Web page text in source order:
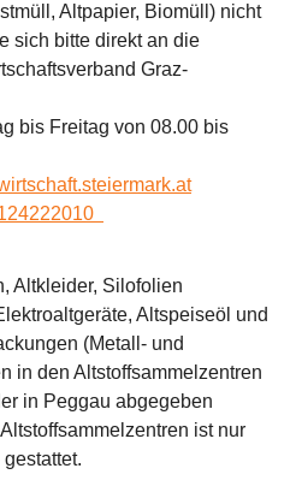
Altpapier, Biomüll) nicht
sich bitte direkt an die
Graz-
bis Freitag von 08.00 bis
Altkleider, Silofolien
Altspeiseöl und
(Metall- und
in den Altstoffsammelzentren
in Peggau abgegeben
ist nur